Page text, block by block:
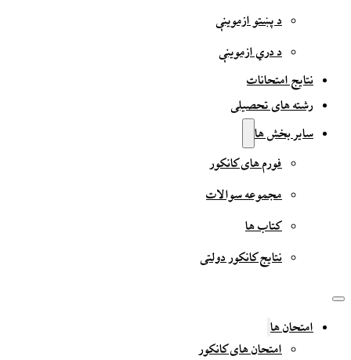
د پښتو ازموینې
د دري ازموینې
نتایج امتحانات
رشته های تحصیلی
سایر بخش ها
فورم های کانکور
مجموعه سوالات
کتاب ها
نتایج کانکور دولتی
امتحان ها
امتحان های کانکور